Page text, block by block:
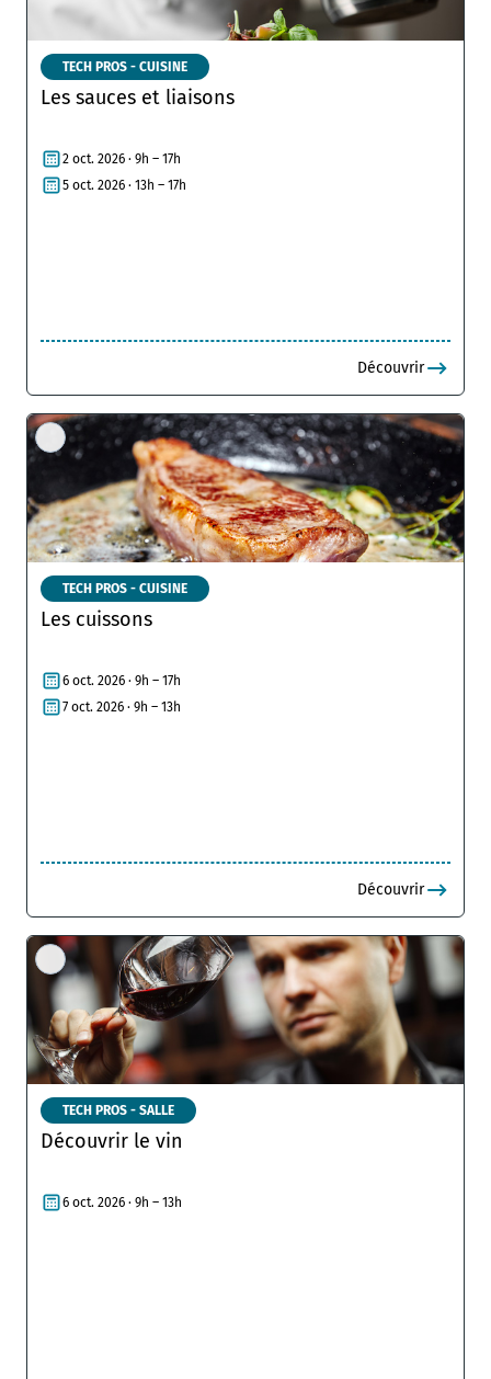
TECH PROS - CUISINE
Les sauces et liaisons
2 oct. 2026 · 9h – 17h
5 oct. 2026 · 13h – 17h
Découvrir
TECH PROS - CUISINE
Les cuissons
6 oct. 2026 · 9h – 17h
7 oct. 2026 · 9h – 13h
Découvrir
TECH PROS - SALLE
Découvrir le vin
6 oct. 2026 · 9h – 13h